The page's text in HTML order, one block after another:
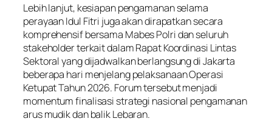
Lebih lanjut, kesiapan pengamanan selama
perayaan Idul Fitri juga akan dirapatkan secara
komprehensif bersama Mabes Polri dan seluruh
stakeholder terkait dalam Rapat Koordinasi Lintas
Sektoral yang dijadwalkan berlangsung di Jakarta
beberapa hari menjelang pelaksanaan Operasi
Ketupat Tahun 2026. Forum tersebut menjadi
momentum finalisasi strategi nasional pengamanan
arus mudik dan balik Lebaran.